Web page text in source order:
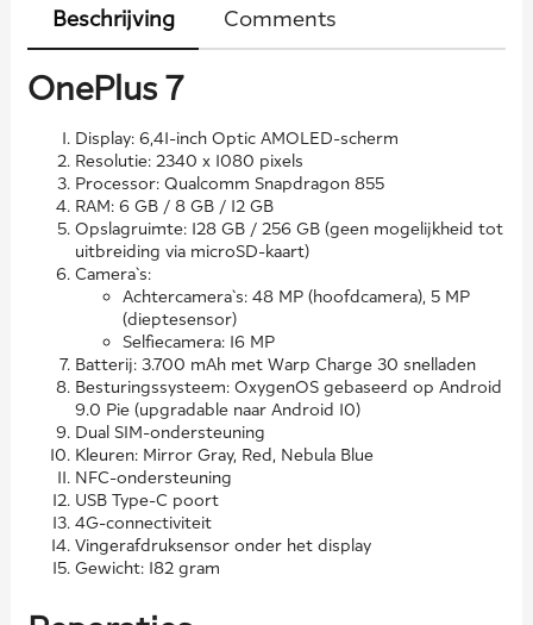
Beschrijving Comments
OnePlus 7
Display: 6,41-inch Optic AMOLED-scherm
Resolutie: 2340 x 1080 pixels
Processor: Qualcomm Snapdragon 855
RAM: 6 GB / 8 GB / 12 GB
Opslagruimte: 128 GB / 256 GB (geen mogelijkheid tot
uitbreiding via microSD-kaart)
Camera`s:
Achtercamera`s: 48 MP (hoofdcamera), 5 MP
(dieptesensor)
Selfiecamera: 16 MP
Batterij: 3.700 mAh met Warp Charge 30 snelladen
Besturingssysteem: OxygenOS gebaseerd op Android
9.0 Pie (upgradable naar Android 10)
Dual SIM-ondersteuning
Kleuren: Mirror Gray, Red, Nebula Blue
NFC-ondersteuning
USB Type-C poort
4G-connectiviteit
Vingerafdruksensor onder het display
Gewicht: 182 gram